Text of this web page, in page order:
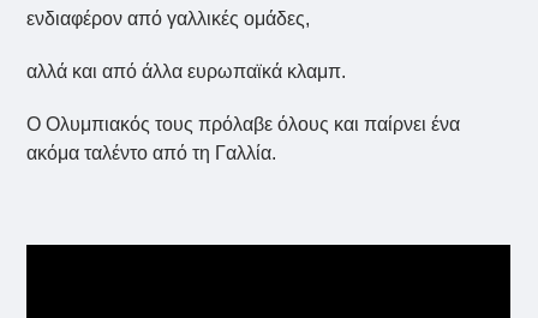
ενδιαφέρον από γαλλικές ομάδες,
αλλά και από άλλα ευρωπαϊκά κλαμπ.
Ο Ολυμπιακός τους πρόλαβε όλους και παίρνει ένα
ακόμα ταλέντο από τη Γαλλία.